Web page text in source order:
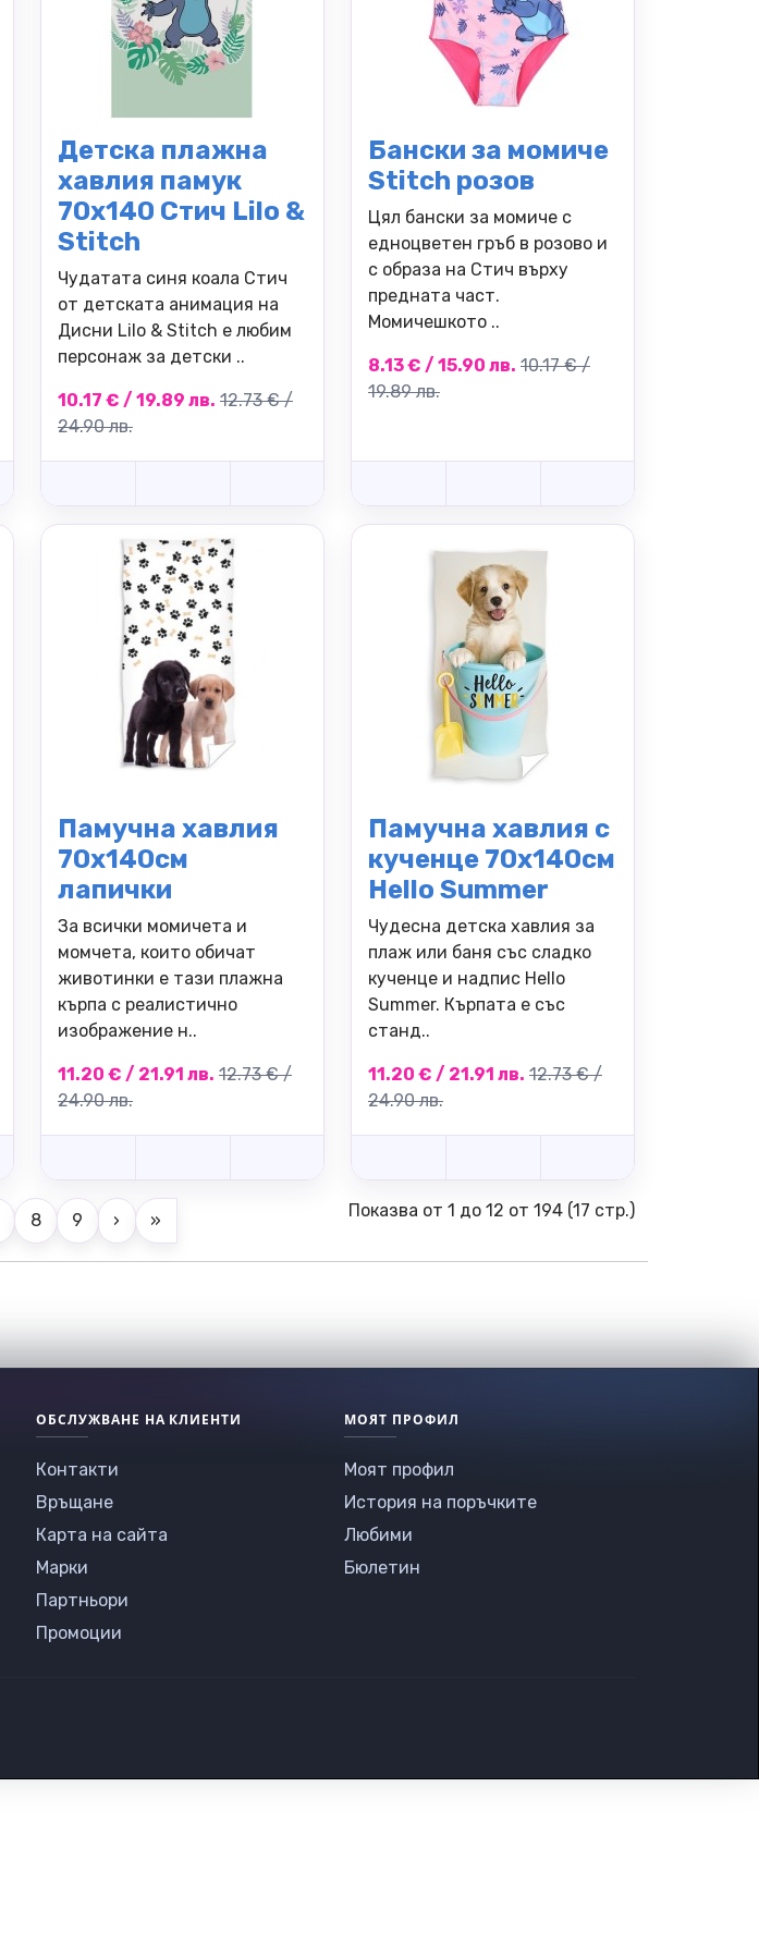
Детска плажна
хавлия памук
70х140 Стич Lilo &
Stitch
Чудатата синя коала Стич
от детската анимация на
Дисни Lilo & Stitch e любим
персонаж за детски ..
10.17 € / 19.89 лв. 12.73 € /
24.90 лв.
Бански за момиче
Stitch розов
Цял бански за момиче с
едноцветен гръб в розово и
с образа на Стич върху
предната част.
Момичешкото ..
8.13 € / 15.90 лв. 10.17 € /
19.89 лв.
Памучна хавлия
70х140см
лапички
За всички момичета и
момчета, които обичат
животинки е тази плажна
кърпа с реалистично
изображение н..
11.20 € / 21.91 лв. 12.73 € /
24.90 лв.
Памучна хавлия с
кученце 70х140см
Hello Summer
Чудесна детска хавлия за
плаж или баня със сладко
кученце и надпис Hello
Summer. Кърпата е със
станд..
11.20 € / 21.91 лв. 12.73 € /
24.90 лв.
8 9 › » Показва от 1 до 12 от 194 (17 стр.)
ОБСЛУЖВАНЕ НА КЛИЕНТИ
Контакти
Връщане
Карта на сайта
Марки
Партньори
Промоции
МОЯТ ПРОФИЛ
Моят профил
История на поръчките
Любими
Бюлетин